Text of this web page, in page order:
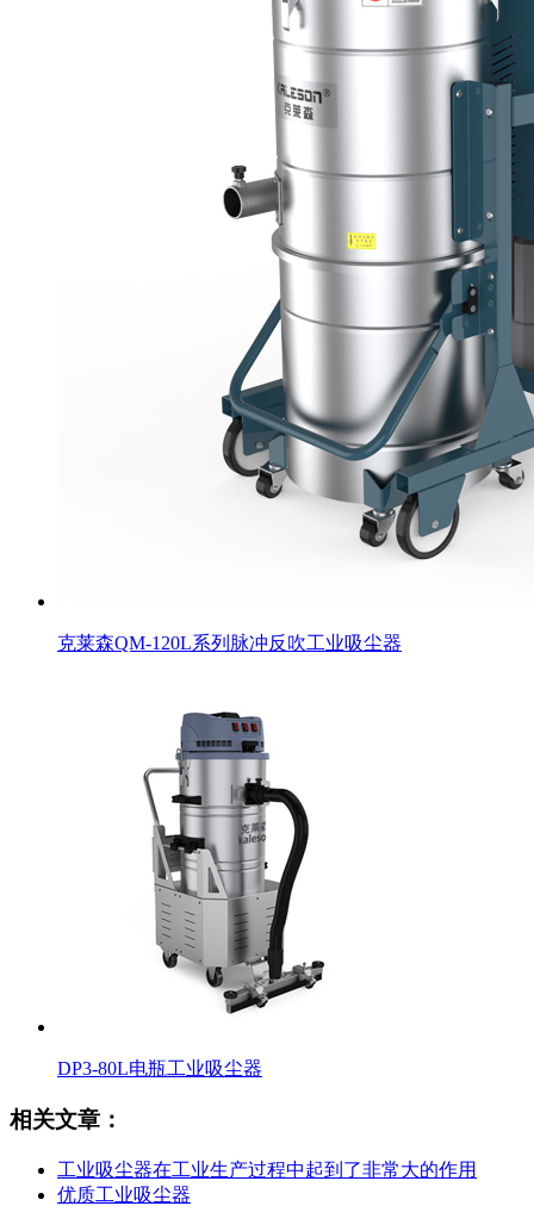
克莱森QM-120L系列脉冲反吹工业吸尘器
DP3-80L电瓶工业吸尘器
相关文章：
工业吸尘器在工业生产过程中起到了非常大的作用
优质工业吸尘器